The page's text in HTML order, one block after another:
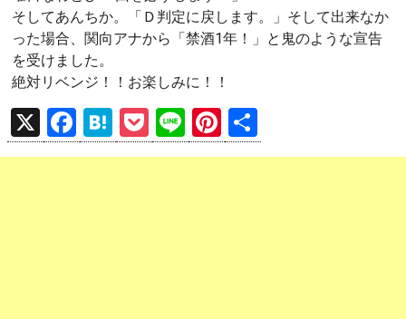
そしてあんちか。「Ｄ判定に戻します。」そして出来なか
った場合、関向アナから「禁酒1年！」と鬼のような宣告
を受けました。
絶対リベンジ！！お楽しみに！！
X
F
a
H
at
P
o
Li
n
Pi
nt 有